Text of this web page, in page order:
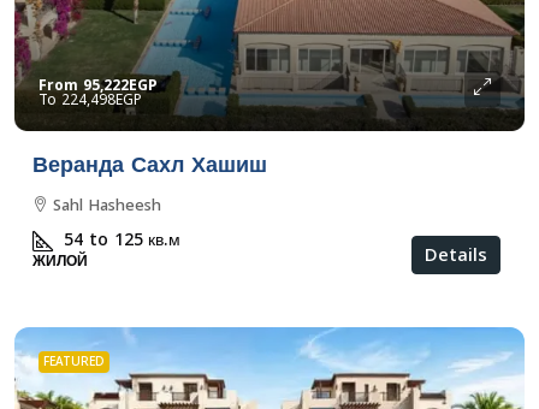
From 95,222EGP
224,498EGP
Веранда Сахл Хашиш
Sahl Hasheesh
54 to 125кв.м
ЖИЛОЙ Details
FEATURED